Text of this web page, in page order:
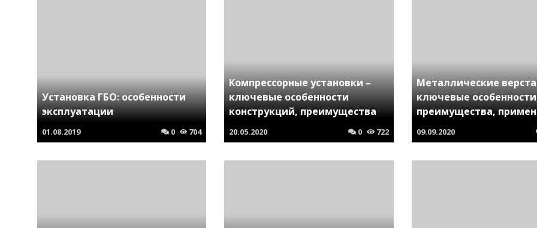
Установка ГБО: особенности
эксплуатации
01.08.2019 0 704
Компрессорные установки –
ключевые особенности
конструкций, преимущества
20.05.2020 0 722
Металлические
ключевые
преимущества,
09.09.2020